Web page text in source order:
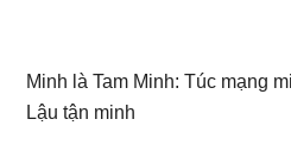
Minh là Tam Minh: Túc mạng
Lậu tận minh